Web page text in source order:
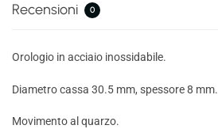
Recensioni 0
Orologio in acciaio inossidabile.
Diametro cassa 30.5 mm, spessore 8 mm.
Movimento al quarzo.